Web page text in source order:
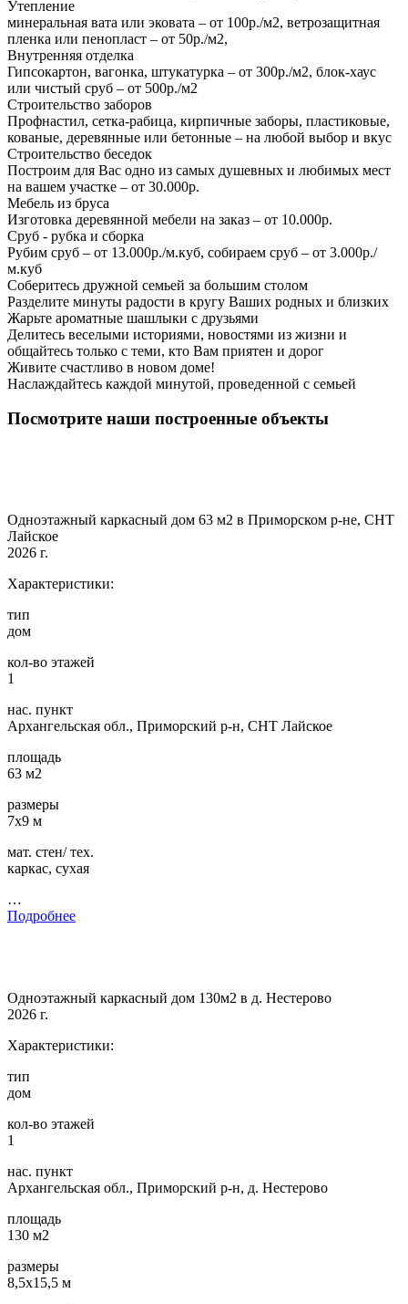
Утепление
минеральная вата или эковата – от 100р./м2, ветрозащитная
пленка или пенопласт – от 50р./м2,
Внутренняя отделка
Гипсокартон, вагонка, штукатурка – от 300р./м2, блок-хаус
или чистый сруб – от 500р./м2
Строительство заборов
Профнастил, сетка-рабица, кирпичные заборы, пластиковые,
кованые, деревянные или бетонные – на любой выбор и вкус
Строительство беседок
Построим для Вас одно из самых душевных и любимых мест
на вашем участке – от 30.000р.
Мебель из бруса
Изготовка деревянной мебели на заказ – от 10.000р.
Сруб - рубка и сборка
Рубим сруб – от 13.000р./м.куб, собираем сруб – от 3.000р./
м.куб
Соберитесь дружной семьей за большим столом
Разделите минуты радости в кругу Ваших родных и близких
Жарьте ароматные шашлыки с друзьями
Делитесь веселыми историями, новостями из жизни и
общайтесь только с теми, кто Вам приятен и дорог
Живите счастливо в новом доме!
Наслаждайтесь каждой минутой, проведенной с семьей
Посмотрите наши построенные объекты
Одноэтажный каркасный дом 63 м2 в Приморском р-не, СНТ
Лайское
2026 г.
Характеристики:
тип
дом
кол-во этажей
1
нас. пункт
Архангельская обл., Приморский р-н, СНТ Лайское
площадь
63 м2
размеры
7х9 м
мат. стен/ тех.
каркас, сухая
…
Подробнее
Одноэтажный каркасный дом 130м2 в д. Нестерово
2026 г.
Характеристики:
тип
дом
кол-во этажей
1
нас. пункт
Архангельская обл., Приморский р-н, д. Нестерово
площадь
130 м2
размеры
8,5х15,5 м